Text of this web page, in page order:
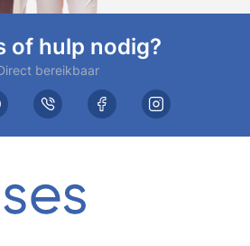
of hulp nodig?
bereikbaar